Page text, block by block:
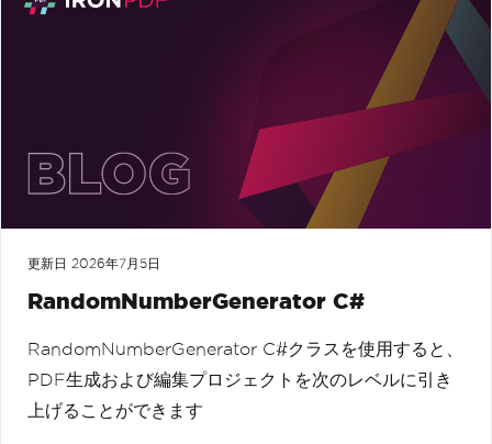
更新日 2026年7月5日
RandomNumberGenerator C#
RandomNumberGenerator C#クラスを使用すると、
PDF生成および編集プロジェクトを次のレベルに引き
上げることができます